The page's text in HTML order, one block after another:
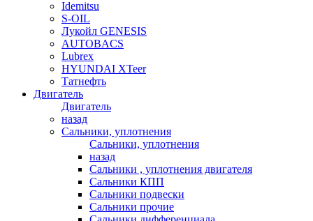
Idemitsu
S-OIL
Лукойл GENESIS
AUTOBACS
Lubrex
HYUNDAI XTeer
Татнефть
Двигатель
Двигатель
назад
Сальники, уплотнения
Сальники, уплотнения
назад
Сальники , уплотнения двигателя
Сальники КПП
Сальники подвески
Сальники прочие